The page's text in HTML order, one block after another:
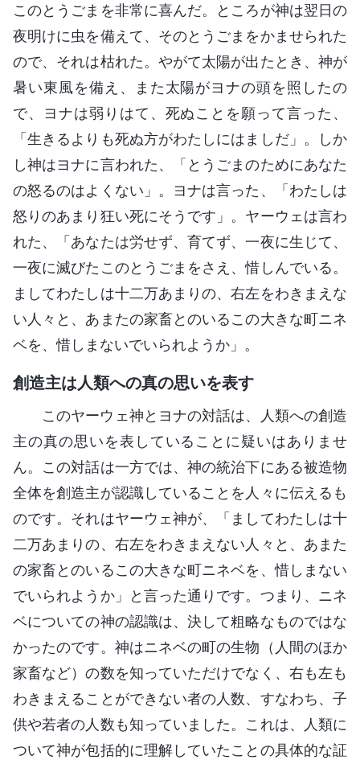
このとうごまを非常に喜んだ。ところが神は翌日の
夜明けに虫を備えて、そのとうごまをかませられた
ので、それは枯れた。やがて太陽が出たとき、神が
暑い東風を備え、また太陽がヨナの頭を照したの
で、ヨナは弱りはて、死ぬことを願って言った、
「生きるよりも死ぬ方がわたしにはましだ」。しか
し神はヨナに言われた、「とうごまのためにあなた
の怒るのはよくない」。ヨナは言った、「わたしは
怒りのあまり狂い死にそうです」。ヤーウェは言わ
れた、「あなたは労せず、育てず、一夜に生じて、
一夜に滅びたこのとうごまをさえ、惜しんでいる。
ましてわたしは十二万あまりの、右左をわきまえな
い人々と、あまたの家畜とのいるこの大きな町ニネ
ベを、惜しまないでいられようか」。
創造主は人類への真の思いを表す
このヤーウェ神とヨナの対話は、人類への創造
主の真の思いを表していることに疑いはありませ
ん。この対話は一方では、神の統治下にある被造物
全体を創造主が認識していることを人々に伝えるも
のです。それはヤーウェ神が、「ましてわたしは十
二万あまりの、右左をわきまえない人々と、あまた
の家畜とのいるこの大きな町ニネベを、惜しまない
でいられようか」と言った通りです。つまり、ニネ
ベについての神の認識は、決して粗略なものではな
かったのです。神はニネベの町の生物（人間のほか
家畜など）の数を知っていただけでなく、右も左も
わきまえることができない者の人数、すなわち、子
供や若者の人数も知っていました。これは、人類に
ついて神が包括的に理解していたことの具体的な証